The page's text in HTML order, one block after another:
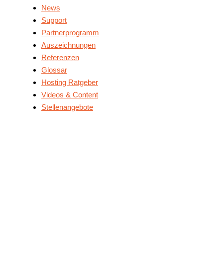
News
Support
Partnerprogramm
Auszeichnungen
Referenzen
Glossar
Hosting Ratgeber
Videos & Content
Stellenangebote